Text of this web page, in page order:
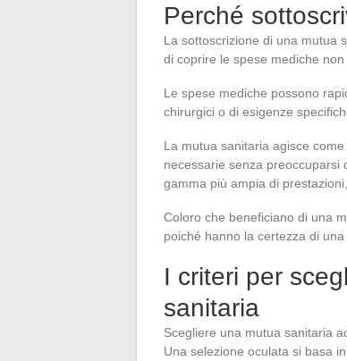
Perché
La sottoscrizione di una mutua
di coprire le spese mediche
Le spese mediche possono
chirurgici o di esigenze
La mutua sanitaria agisce
necessarie senza preoccuparsi
gamma più ampia di
Coloro che beneficiano di una
poiché hanno la certezza di
I criteri per
sanitaria
Scegliere una mutua sanitaria
Una selezione oculata si basa